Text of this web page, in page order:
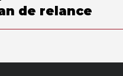
de relance